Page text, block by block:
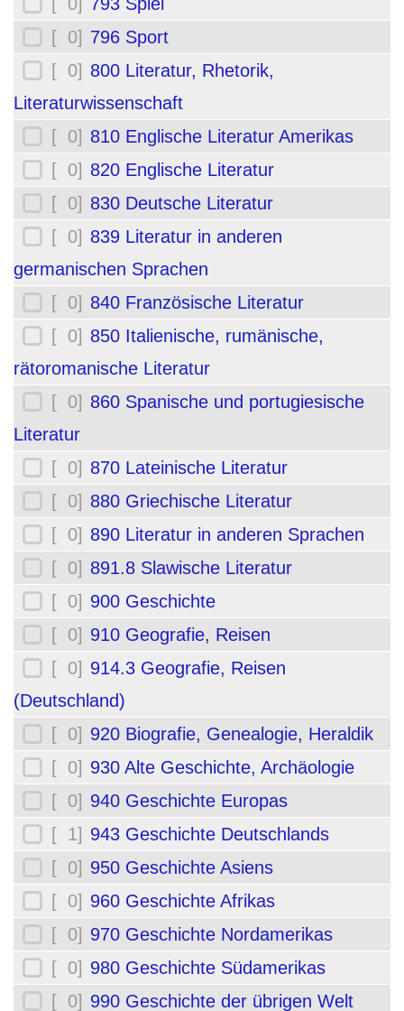
[ 0] 796 Sport
[ 0] 800 Literatur, Rhetorik,
Literaturwissenschaft
[ 0] 810 Englische Literatur Amerikas
[ 0] 820 Englische Literatur
[ 0] 830 Deutsche Literatur
[ 0] 839 Literatur in anderen
germanischen Sprachen
[ 0] 840 Französische Literatur
[ 0] 850 Italienische, rumänische,
rätoromanische Literatur
[ 0] 860 Spanische und portugiesische
Literatur
[ 0] 870 Lateinische Literatur
[ 0] 880 Griechische Literatur
[ 0] 890 Literatur in anderen Sprachen
[ 0] 891.8 Slawische Literatur
[ 0] 900 Geschichte
[ 0] 910 Geografie, Reisen
[ 0] 914.3 Geografie, Reisen
(Deutschland)
[ 0] 920 Biografie, Genealogie, Heraldik
[ 0] 930 Alte Geschichte, Archäologie
[ 0] 940 Geschichte Europas
[ 1] 943 Geschichte Deutschlands
[ 0] 950 Geschichte Asiens
[ 0] 960 Geschichte Afrikas
[ 0] 970 Geschichte Nordamerikas
[ 0] 980 Geschichte Südamerikas
[ 0] 990 Geschichte der übrigen Welt